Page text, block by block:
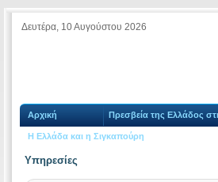
Δευτέρα, 10 Αυγούστου 2026
Αρχική Πρεσβεία της Ελλάδος
Η Ελλάδα και η Σιγκαπούρη
Υπηρεσίες